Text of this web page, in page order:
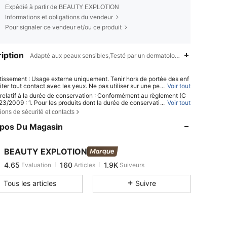
Expédié à partir de BEAUTY EXPLOTION
Informations et obligations du vendeur
Pour signaler ce vendeur et/ou ce produit
Adapté aux peaux sensibles,Testé par un
: Usage externe uniquement. Tenir hors de portée des enf
tout contact avec les yeux. Ne pas utiliser sur une peau lésée o
Cesser l’utilisation en cas d’irritation.
... Voir tout
à la durée de conservation : Conformément au règlement (C
2009 : 1. Pour les produits dont la durée de conservation totale e
: la date de péremption est indiquée par un symbole de sablier
sur l’emballage, ou en français, par la mention « à consommer de p
avant le » ou « à consommer de préférence avant la fin du » + dat
les produits dont la durée de conservation totale est > 30 mois : l
M, où M représente les mois. Remarque : Les produits à usage uniq
non ouvrables et certains autres articles spécifiques sont ex
marquage DLO obligatoire. Veuillez vous référer exclusivement
imprimées sur l’emballage physique du produit ; cesser imm
l’utilisation en cas de détérioration.
... Voir tout
de sécurité et contacts
Du Magasin
BEAUTY EXPLOTION
4,65 160
1.9K
4,65 Evaluation 160 Articles 1.9K Suiveurs
Tous les articles Suivre